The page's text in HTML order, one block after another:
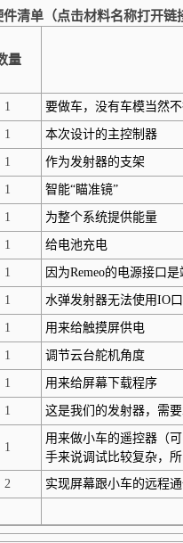
件清单（点击材料名称打开链
量
1 要做车，没有车模当然
1 本次设计的主控制器
1 作为发射器的支架
1 智能“瞄准镜”
1 为整个系统提供能量
1 给电池充电
1 因为Remeo的电源接口
1 水弹发射器无法使用IO
1 用来给触摸屏供电
1 调节云台舵机角度
1 用来给屏幕下载程序
1 这是我们的发射器，需要
1
用来做小车的遥控器（
手来说调试比较复杂，
2 实现屏幕跟小车的远程